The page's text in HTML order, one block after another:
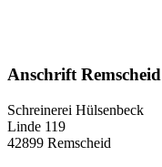
Anschrift Remscheid
Schreinerei Hülsenbeck
Linde 119
42899 Remscheid